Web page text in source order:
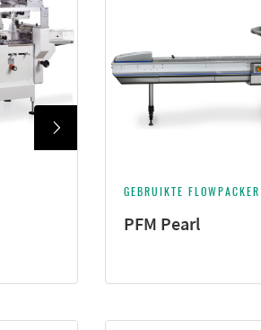
GEBRUIKTE FLOWPACKER
PFM Pearl